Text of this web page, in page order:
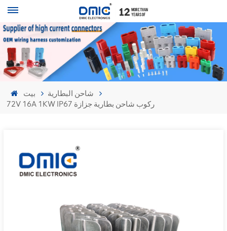
بيت
شاحن البطارية
72V 16A 1KW IP67 ركوب شاحن بطارية جزازة